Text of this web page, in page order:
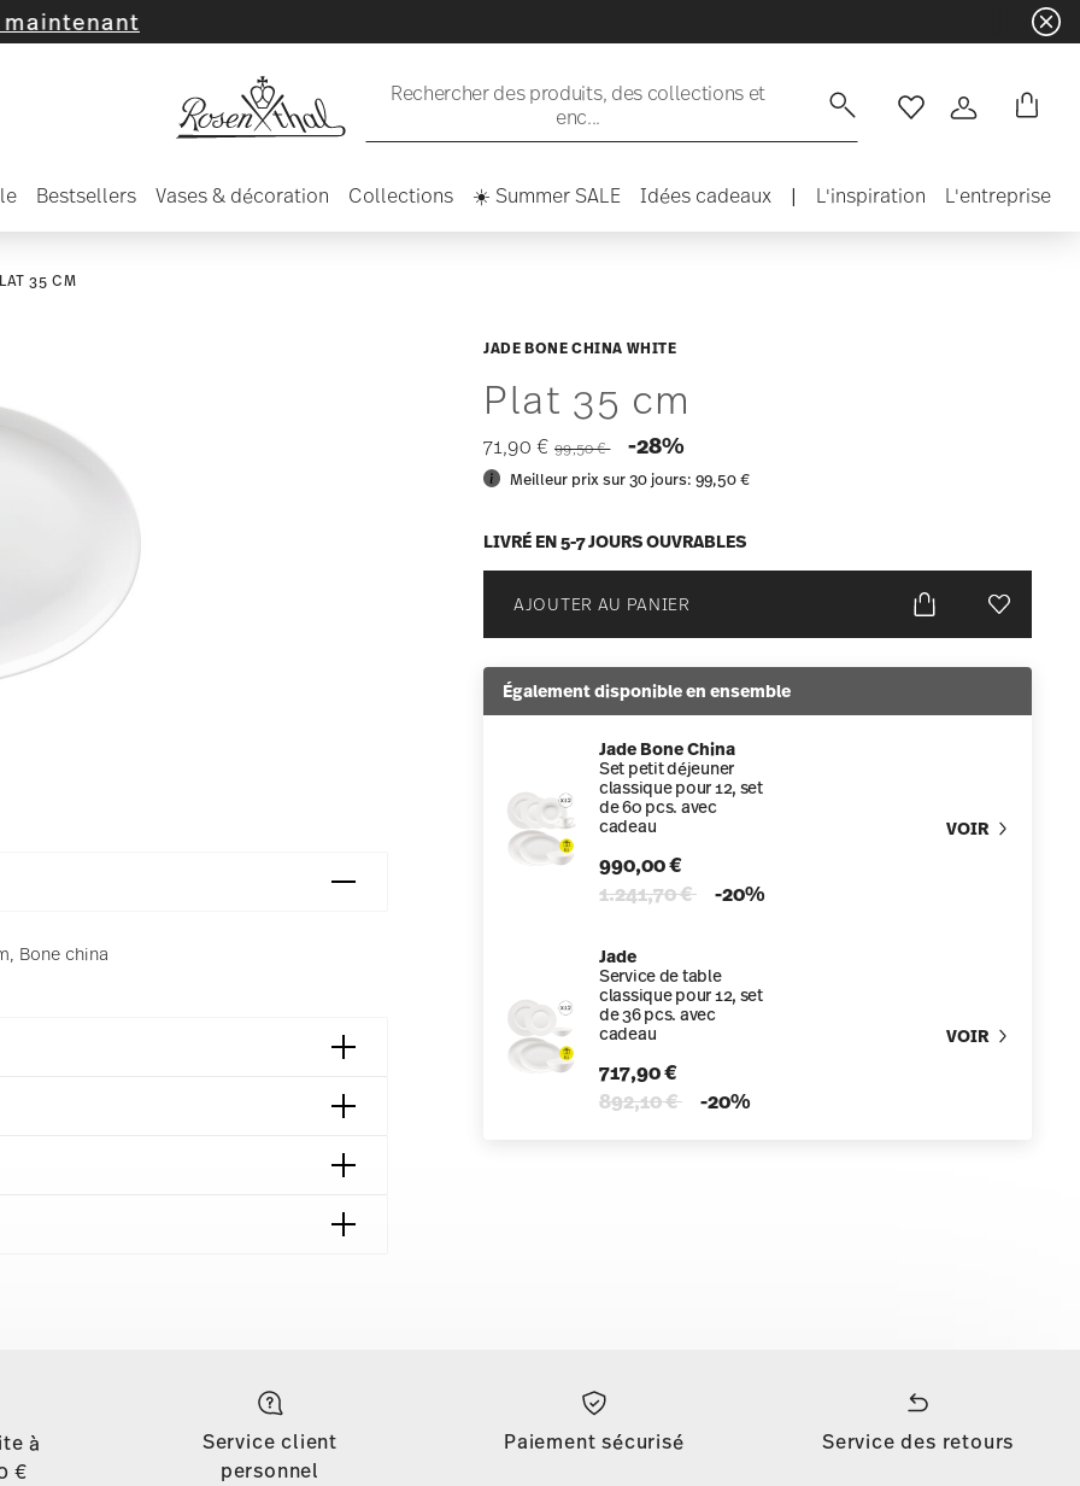
Rechercher des produits, des collections et
enc...
Liste de souhaits
Connexion
Bestsellers Vases & décoration Collections ☀️ Summer SALE Idées cadeaux | L'inspiration L'entreprise
JADE BONE CHINA WHITE
Plat 35 cm
71,90 € Price reduced from
99,50 € -28%
Meilleur prix sur 30 jours:99,50 €
LIVRÉ EN 5-7 JOURS OUVRABLES
AJOUTER AU PANIER Liste de
Également disponible en ensemble
Jade Bone China
Set petit déjeuner
classique pour 12, set
de 60 pcs. avec
cadeau
990,00 €
Price reduced from
1.241,70 €to-20%
VOIR
Jade
Service de table
classique pour 12, set
de 36 pcs. avec
cadeau
717,90 €
Price reduced from
892,10 €to-20%
VOIR
35 CM
Bone china
Sans danger pour le contact
alimentaire
à
€
Service client
personnel
Paiement sécurisé Service des retours